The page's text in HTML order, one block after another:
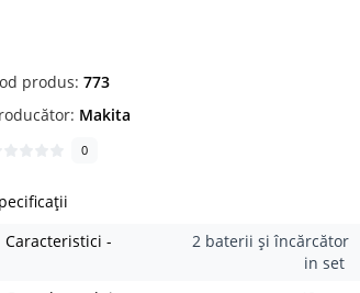
produs:773
Makita
0
Caracteristici -
2 baterii și încărcător
in set